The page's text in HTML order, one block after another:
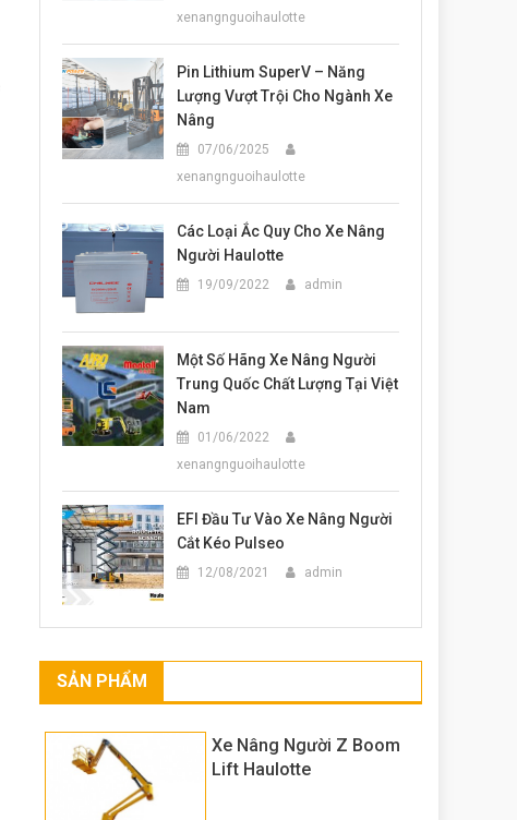
xenangnguoihaulotte
Pin Lithium SuperV – Năng
Lượng Vượt Trội Cho Ngành Xe
Nâng
07/06/2025
xenangnguoihaulotte
Các Loại Ắc Quy Cho Xe Nâng
Người Haulotte
19/09/2022 admin
Một Số Hãng Xe Nâng Người
Trung Quốc Chất Lượng Tại Việt
Nam
01/06/2022
xenangnguoihaulotte
EFI Đầu Tư Vào Xe Nâng Người
Cắt Kéo Pulseo
12/08/2021 admin
SẢN PHẨM
Xe Nâng Người Z Boom
Lift Haulotte